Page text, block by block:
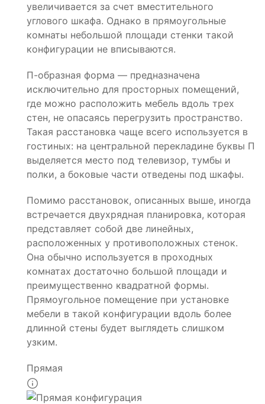
увеличивается за счет вместительного
углового шкафа. Однако в прямоугольные
комнаты небольшой площади стенки такой
конфигурации не вписываются.
П-образная форма — предназначена
исключительно для просторных помещений,
где можно расположить мебель вдоль трех
стен, не опасаясь перегрузить пространство.
Такая расстановка чаще всего используется в
гостиных: на центральной перекладине буквы П
выделяется место под телевизор, тумбы и
полки, а боковые части отведены под шкафы.
Помимо расстановок, описанных выше, иногда
встречается двухрядная планировка, которая
представляет собой две линейных,
расположенных у противоположных стенок.
Она обычно используется в проходных
комнатах достаточно большой площади и
преимущественно квадратной формы.
Прямоугольное помещение при установке
мебели в такой конфигурации вдоль более
длинной стены будет выглядеть слишком
узким.
Прямая